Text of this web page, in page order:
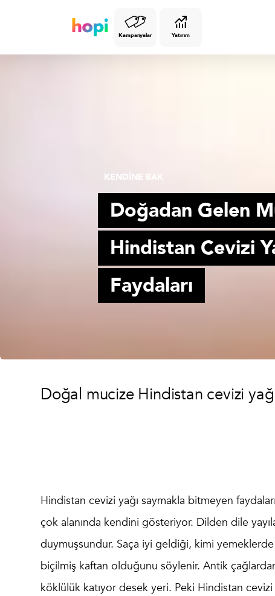
Kampanyalar Yatırım
KENDİNE BAK
Doğadan Gelen
Hindistan Cevizi
Faydaları
Doğal mucize Hindistan cevizi
Hindistan cevizi yağı saymakla bitmeyen
çok alanında kendini gösteriyor. Dilden dile
duymuşsundur. Saça iyi geldiği, kimi
biçilmiş kaftan olduğunu söylenir. Antik
köklülük katıyor desek yeri. Peki Hindistan cevizi